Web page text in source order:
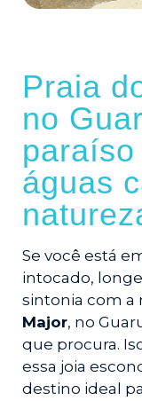
Praia
no
águas
Se você está
intocado,
sintonia com a
Major, no
que procura.
essa joia
destino ideal